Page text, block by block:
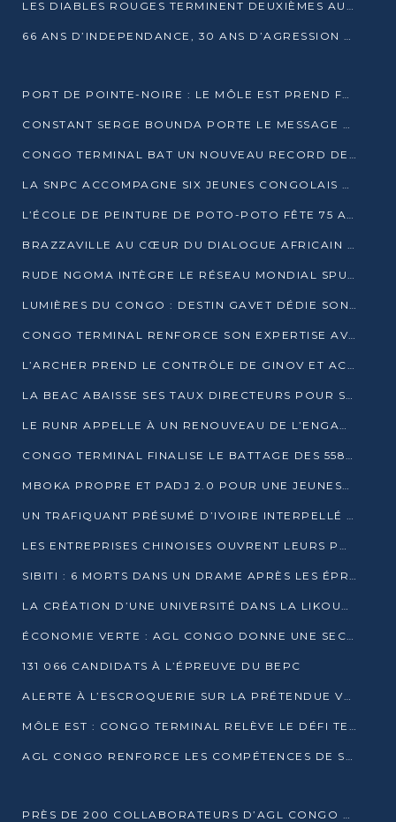
LES DIABLES ROUGES TERMINENT DEUXIÈMES AU CHAMPIONNAT D’AFRIQUE ZONE 3
66 ANS D’INDEPENDANCE, 30 ANS D’AGRESSION RWAN DAISE : 4 PRESIDENCES, UN ECHEC COLLECTIF
PORT DE POINTE-NOIRE : LE MÔLE EST PREND FORME ET VISE LES GÉANTS DES MERS
CONSTANT SERGE BOUNDA PORTE LE MESSAGE DE COMPASSION DE DENIS SASSOU NGUESSO EN IRAN
CONGO TERMINAL BAT UN NOUVEAU RECORD DE PRODUCTIVITÉ AU PORT DE POINTE-NOIRE
LA SNPC ACCOMPAGNE SIX JEUNES CONGOLAIS AUX OLYMPIADES PANAFRICAINES DE MATHÉMATIQUES
L’ÉCOLE DE PEINTURE DE POTO-POTO FÊTE 75 ANS AU SERVICE DE L’ART CONGOLAIS
BRAZZAVILLE AU CŒUR DU DIALOGUE AFRICAIN SUR LES OBJECTIFS DE DÉVELOPPEMENT DURABLE
RUDE NGOMA INTÈGRE LE RÉSEAU MONDIAL SPUTNIK PRO APRÈS UNE FORMATION À MOSCOU
LUMIÈRES DU CONGO : DESTIN GAVET DÉDIE SON PRIX À L’UNITÉ NATIONALE ET À LA JEUNESSE
CONGO TERMINAL RENFORCE SON EXPERTISE AVEC NEUF NOUVEAUX FORMATEURS EN ENGINS PORTUAIRES
L’ARCHER PREND LE CONTRÔLE DE GINOV ET ACCÉLÈRE SON VIRAGE NUMÉRIQUE
LA BEAC ABAISSE SES TAUX DIRECTEURS POUR SOUTENIR LA CROISSANCE EN ZONE CEMAC
LE RUNR APPELLE À UN RENOUVEAU DE L’ENGAGEMENT MILITANT
CONGO TERMINAL FINALISE LE BATTAGE DES 558 PIEUX DU FUTUR QUAI DU MÔLE EST
MBOKA PROPRE ET PADJ 2.0 POUR UNE JEUNESSE PLUS AUTONOME
UN TRAFIQUANT PRÉSUMÉ D’IVOIRE INTERPELLÉ À DOLISIE
LES ENTREPRISES CHINOISES OUVRENT LEURS PORTES AUX JEUNES DIPLÔMÉS
SIBITI : 6 MORTS DANS UN DRAME APRÈS LES ÉPREUVES DU BEPC
LA CRÉATION D’UNE UNIVERSITÉ DANS LA LIKOUALA AU CŒUR D’UNE RÉFLEXION NATIONALE
ÉCONOMIE VERTE : AGL CONGO DONNE UNE SECONDE VIE À SES DÉCHETS INDUSTRIELS
131 066 CANDIDATS À L’ÉPREUVE DU BEPC
ALERTE À L’ESCROQUERIE SUR LA PRÉTENDUE VENTE DE PARCELLES AFAT
MÔLE EST : CONGO TERMINAL RELÈVE LE DÉFI TECHNIQUE DES SABLES BITUMINEUX
AGL CONGO RENFORCE LES COMPÉTENCES DE SES ÉQUIPES AVEC LA CERTIFICATION CACES® R483
PRÈS DE 200 COLLABORATEURS D’AGL CONGO EN FORMATION JUSQU’EN JUILLET